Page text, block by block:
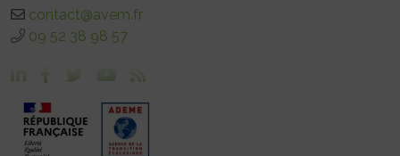
contact@avem.fr
09 52 38 98 57